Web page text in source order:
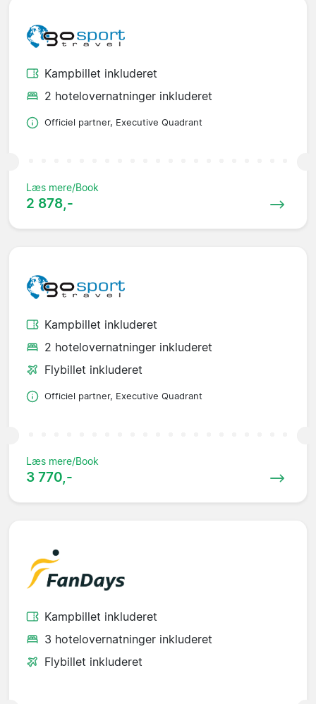
Kampbillet inkluderet
2 hotelovernatninger inkluderet
Officiel partner, Executive Quadrant
Læs mere/Book
2 878,-
Kampbillet inkluderet
2 hotelovernatninger inkluderet
Flybillet inkluderet
Officiel partner, Executive Quadrant
Læs mere/Book
3 770,-
Kampbillet inkluderet
3 hotelovernatninger inkluderet
Flybillet inkluderet